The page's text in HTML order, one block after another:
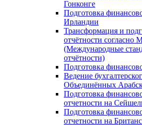
Гонконге
Подготовка
Ирландии
Трансформация и
отчётности
(Международные
отчётности)
Подготовка
Ведение
Объединённых
Подготовка
отчетности на
Подготовка
отчетности на